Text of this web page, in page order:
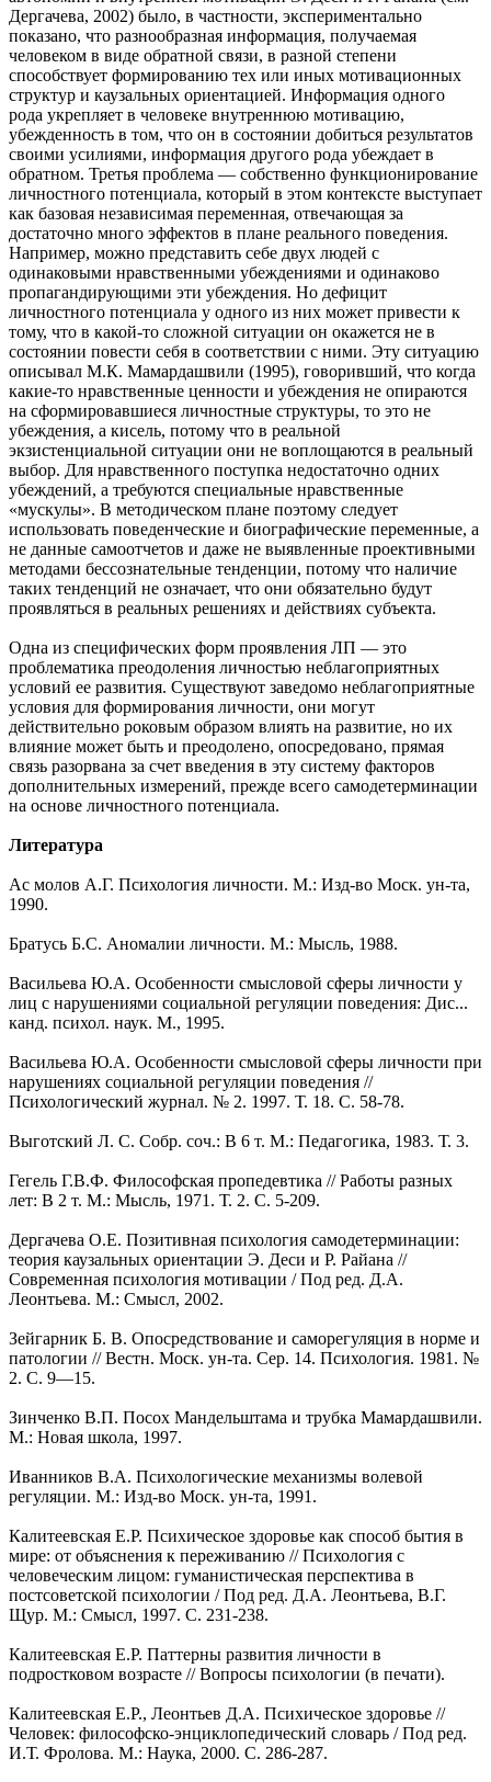
Дергачева, 2002) было, в частности, экспериментально
показано, что разнообразная информация, получаемая
человеком в виде обратной связи, в разной степени
способствует формированию тех или иных мотивационных
структур и каузальных ориентацией. Информация одного
рода укрепляет в человеке внутреннюю мотивацию,
убежденность в том, что он в состоянии добиться результатов
своими усилиями, информация другого рода убеждает в
обратном. Третья проблема — собственно функционирование
личностного потенциала, который в этом контексте выступает
как базовая независимая переменная, отвечающая за
достаточно много эффектов в плане реального поведения.
Например, можно представить себе двух людей с
одинаковыми нравственными убеждениями и одинаково
пропагандирующими эти убеждения. Но дефицит
личностного потенциала у одного из них может привести к
тому, что в какой-то сложной ситуации он окажется не в
состоянии повести себя в соответствии с ними. Эту ситуацию
описывал М.К. Мамардашвили (1995), говоривший, что когда
какие-то нравственные ценности и убеждения не опираются
на сформировавшиеся личностные структуры, то это не
убеждения, а кисель, потому что в реальной
экзистенциальной ситуации они не воплощаются в реальный
выбор. Для нравственного поступка недостаточно одних
убеждений, а требуются специальные нравственные
«мускулы». В методическом плане поэтому следует
использовать поведенческие и биографические переменные, а
не данные самоотчетов и даже не выявленные проективными
методами бессознательные тенденции, потому что наличие
таких тенденций не означает, что они обязательно будут
проявляться в реальных решениях и действиях субъекта.
Одна из специфических форм проявления ЛП — это
проблематика преодоления личностью неблагоприятных
условий ее развития. Существуют заведомо неблагоприятные
условия для формирования личности, они могут
действительно роковым образом влиять на развитие, но их
влияние может быть и преодолено, опосредовано, прямая
связь разорвана за счет введения в эту систему факторов
дополнительных измерений, прежде всего самодетерминации
на основе личностного потенциала.
Литература
Ас молов А.Г. Психология личности. М.: Изд-во Моск. ун-та,
1990.
Братусь Б.С. Аномалии личности. М.: Мысль, 1988.
Васильева Ю.А. Особенности смысловой сферы личности у
лиц с нарушениями социальной регуляции поведения: Дис...
канд. психол. наук. М., 1995.
Васильева Ю.А. Особенности смысловой сферы личности при
нарушениях социальной регуляции поведения //
Психологический журнал. № 2. 1997. Т. 18. С. 58-78.
Выготский Л. С. Собр. соч.: В 6 т. М.: Педагогика, 1983. Т. 3.
Гегель Г.В.Ф. Философская пропедевтика // Работы разных
лет: В 2 т. М.: Мысль, 1971. Т. 2. С. 5-209.
Дергачева О.Е. Позитивная психология самодетерминации:
теория каузальных ориентации Э. Деси и Р. Райана //
Современная психология мотивации / Под ред. Д.А.
Леонтьева. М.: Смысл, 2002.
Зейгарник Б. В. Опосредствование и саморегуляция в норме и
патологии // Вестн. Моск. ун-та. Сер. 14. Психология. 1981. №
2. С. 9—15.
Зинченко В.П. Посох Мандельштама и трубка Мамардашвили.
М.: Новая школа, 1997.
Иванников В.А. Психологические механизмы волевой
регуляции. М.: Изд-во Моск. ун-та, 1991.
Калитеевская Е.Р. Психическое здоровье как способ бытия в
мире: от объяснения к переживанию // Психология с
человеческим лицом: гуманистическая перспектива в
постсоветской психологии / Под ред. Д.А. Леонтьева, В.Г.
Щур. М.: Смысл, 1997. С. 231-238.
Калитеевская Е.Р. Паттерны развития личности в
подростковом возрасте // Вопросы психологии (в печати).
Калитеевская Е.Р., Леонтьев Д.А. Психическое здоровье //
Человек: философско-энциклопедический словарь / Под ред.
И.Т. Фролова. М.: Наука, 2000. С. 286-287.